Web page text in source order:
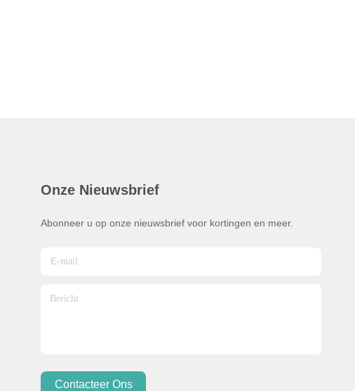
Onze Nieuwsbrief
Abonneer u op onze nieuwsbrief voor kortingen en meer.
Contacteer Ons